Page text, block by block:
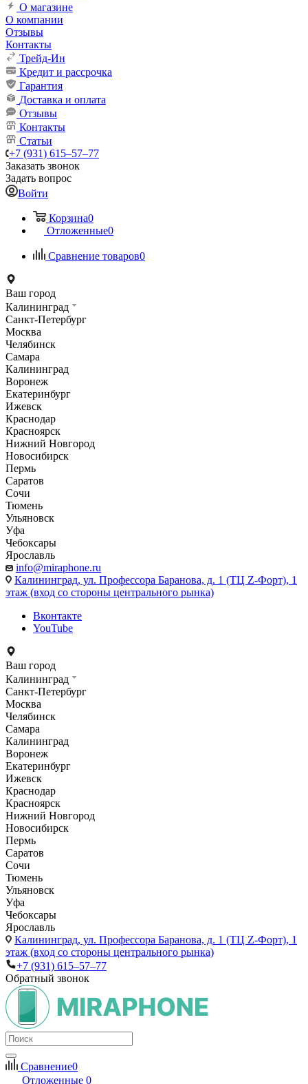
О магазине
О компании
Отзывы
Контакты
Трейд-Ин
Кредит и рассрочка
Гарантия
Доставка и оплата
Отзывы
Контакты
Статьи
+7 (931) 615‒57‒77
Заказать звонок
Задать вопрос
Войти
Корзина0
Отложенные0
Сравнение товаров0
Ваш город
Калининград
Санкт-Петербург
Москва
Челябинск
Самара
Калининград
Воронеж
Екатеринбург
Ижевск
Краснодар
Красноярск
Нижний Новгород
Новосибирск
Пермь
Саратов
Сочи
Тюмень
Ульяновск
Уфа
Чебоксары
Ярославль
info@miraphone.ru
Калининград, ул. Профессора Баранова, д. 1 (ТЦ Z-Форт), 1
этаж (вход со стороны центрального рынка)
Вконтакте
YouTube
Ваш город
Калининград
Санкт-Петербург
Москва
Челябинск
Самара
Калининград
Воронеж
Екатеринбург
Ижевск
Краснодар
Красноярск
Нижний Новгород
Новосибирск
Пермь
Саратов
Сочи
Тюмень
Ульяновск
Уфа
Чебоксары
Ярославль
Калининград, ул. Профессора Баранова, д. 1 (ТЦ Z-Форт), 1
этаж (вход со стороны центрального рынка)
+7 (931) 615‒57‒77
Обратный звонок
Сравнение0
Отложенные 0